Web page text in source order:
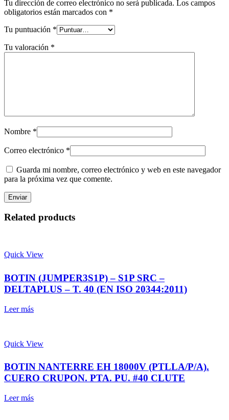
Tu dirección de correo electrónico no será publicada. Los campos
obligatorios están marcados con *
Tu puntuación *
Tu valoración *
Nombre *
Correo electrónico *
Guarda mi nombre, correo electrónico y web en este navegador
para la próxima vez que comente.
Related products
Quick View
BOTIN (JUMPER3S1P) – S1P SRC –
DELTAPLUS – T. 40 (EN ISO 20344:2011)
Leer más
Quick View
BOTIN NANTERRE EH 18000V (PTLLA/P/A).
CUERO CRUPON. PTA. PU. #40 CLUTE
Leer más